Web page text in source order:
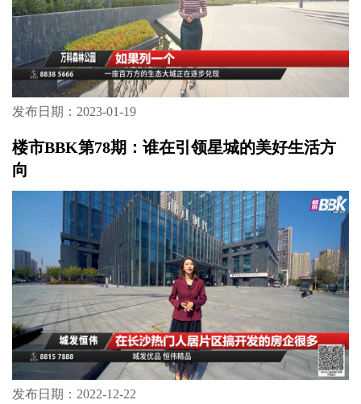
发布日期：2023-01-19
楼市BBK第78期：谁在引领星城的美好生活方
向
发布日期：2022-12-22